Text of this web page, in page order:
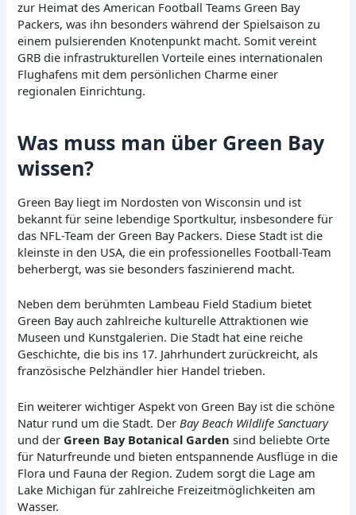
zur Heimat des American Football Teams Green Bay
Packers, was ihn besonders während der Spielsaison zu
einem pulsierenden Knotenpunkt macht. Somit vereint
GRB die infrastrukturellen Vorteile eines internationalen
Flughafens mit dem persönlichen Charme einer
regionalen Einrichtung.
Was muss man über Green Bay
wissen?
Green Bay liegt im Nordosten von Wisconsin und ist
bekannt für seine lebendige Sportkultur, insbesondere für
das NFL-Team der Green Bay Packers. Diese Stadt ist die
kleinste in den USA, die ein professionelles Football-Team
beherbergt, was sie besonders faszinierend macht.
Neben dem berühmten Lambeau Field Stadium bietet
Green Bay auch zahlreiche kulturelle Attraktionen wie
Museen und Kunstgalerien. Die Stadt hat eine reiche
Geschichte, die bis ins 17. Jahrhundert zurückreicht, als
französische Pelzhändler hier Handel trieben.
Ein weiterer wichtiger Aspekt von Green Bay ist die schöne
Natur rund um die Stadt. Der Bay Beach Wildlife Sanctuary
und derGreen Bay Botanical Garden sind beliebte Orte
für Naturfreunde und bieten entspannende Ausflüge in die
Flora und Fauna der Region. Zudem sorgt die Lage am
Lake Michigan für zahlreiche Freizeitmöglichkeiten am
Wasser.